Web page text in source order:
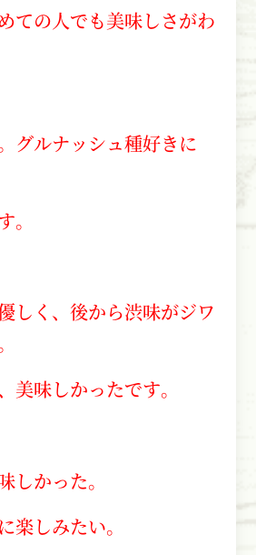
ての人でも美味しさがわ
グルナッシュ種好きに
しく、後から渋味がジワ
美味しかったです。
かった。
しみたい。